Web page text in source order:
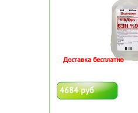
4684 руб
Доставка бесплатно